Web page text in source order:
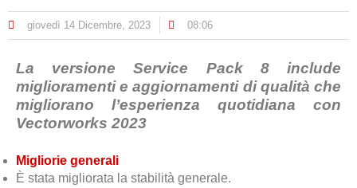
giovedì 14 Dicembre, 2023 08:06
La versione Service Pack 8 include
miglioramenti e aggiornamenti di qualità che
migliorano l’esperienza quotidiana con
Vectorworks 2023
Migliorie generali
È stata migliorata la stabilità generale.